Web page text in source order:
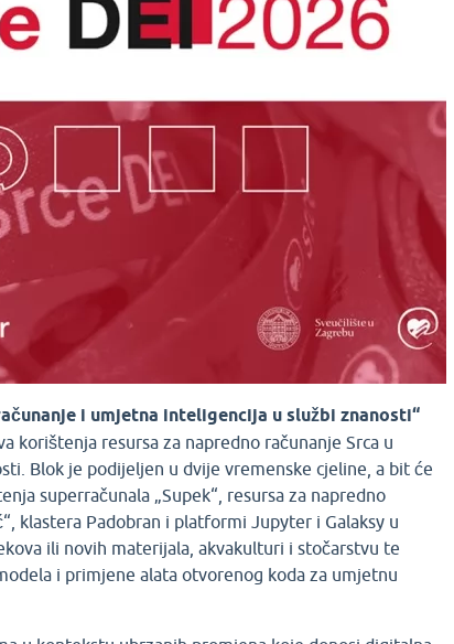
i umjetna inteligencija u službi znanosti“
korištenja resursa za napredno računanje Srca u
Blok je podijeljen u dvije vremenske cjeline, a bit će
superračunala „Supek“, resursa za napredno
klastera Padobran i platformi Jupyter i Galaksy u
ili novih materijala, akvakulturi i stočarstvu te
i primjene alata otvorenog koda za umjetnu